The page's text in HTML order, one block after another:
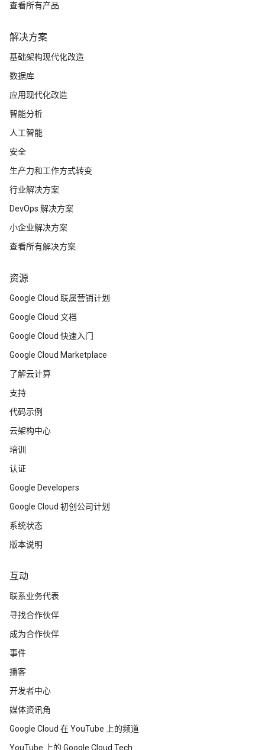
查看所有产品
解决方案
基础架构现代化改造
数据库
应用现代化改造
智能分析
人工智能
安全
生产力和工作方式转变
行业解决方案
DevOps 解决方案
小企业解决方案
查看所有解决方案
资源
Google Cloud 联属营销计划
Google Cloud 文档
Google Cloud 快速入门
Google Cloud Marketplace
了解云计算
支持
代码示例
云架构中心
培训
认证
Google Developers
Google Cloud 初创公司计划
系统状态
版本说明
互动
联系业务代表
寻找合作伙伴
成为合作伙伴
事件
播客
开发者中心
媒体资讯角
Google Cloud 在 YouTube 上的频道
YouTube 上的 Google Cloud Tech